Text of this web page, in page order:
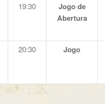
19:30
Jogo de
Abertura
20:30 Jogo